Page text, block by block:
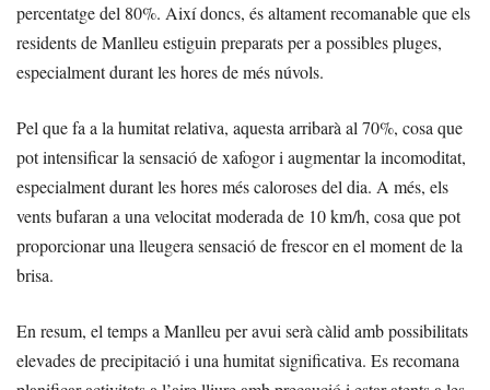
percentatge del 80%. Així doncs, és altament recomanable que els
residents de Manlleu estiguin preparats per a possibles pluges,
especialment durant les hores de més núvols.
Pel que fa a la humitat relativa, aquesta arribarà al 70%, cosa que
pot intensificar la sensació de xafogor i augmentar la incomoditat,
especialment durant les hores més caloroses del dia. A més, els
vents bufaran a una velocitat moderada de 10 km/h, cosa que pot
proporcionar una lleugera sensació de frescor en el moment de la
brisa.
En resum, el temps a Manlleu per avui serà càlid amb possibilitats
elevades de precipitació i una humitat significativa. Es recomana